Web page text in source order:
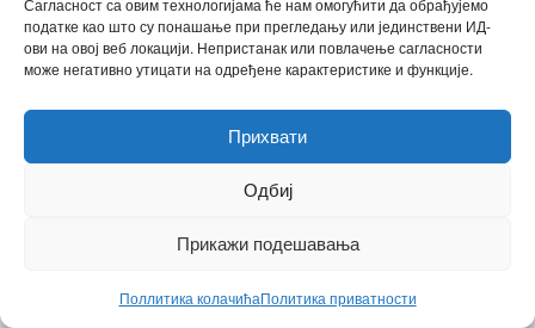
Сагласност са овим технологијама ће нам омогућити да обрађујемо
податке као што су понашање при прегледању или јединствени ИД-
ови на овој веб локацији. Непристанак или повлачење сагласности
може негативно утицати на одређене карактеристике и функције.
Прихвати
Одбиј
Прикажи подешавања
Поллитика колачићаПолитика приватности
Back to top